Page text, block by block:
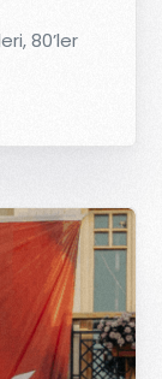
80’ler